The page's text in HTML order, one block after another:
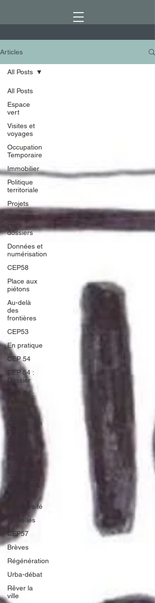
Articles
All Posts
Espace
vert
Visites et
voyages
Occupation
Temporaire
Immobilier
Politique
territoriale
Projets
CEP 52 :
Hors
dossiers
Données et
numérisation
CEP58
Place aux
piétons
Au-delà
des
frontières
CEP53
En pratique
CEP 54
CEP 54 :
Dossier
CEP 54 :
CEP54 : En
pratique
CEP 55
Dossier
Citoyens &
Biodiversité
Bruxelles
CEP57
Brèves
Régénération
Urba-débat
Rêver la
ville
All Posts